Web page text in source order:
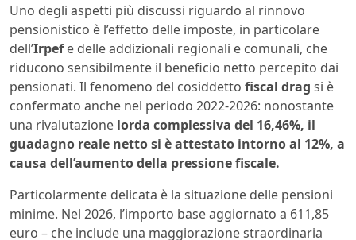
Uno degli aspetti più discussi riguardo al rinnovo
pensionistico è l’effetto delle imposte, in particolare
dell’Irpefe delle addizionali regionali e comunali, che
riducono sensibilmente il beneficio netto percepito dai
pensionati. Il fenomeno del cosiddetto fiscal drag si è
confermato anche nel periodo 2022-2026: nonostante
una rivalutazione lorda complessiva del 16,46%, il
guadagno reale netto si è attestato intorno al 12%, a
causa dell’aumento della pressione fiscale.
Particolarmente delicata è la situazione delle pensioni
minime. Nel 2026, l’importo base aggiornato a 611,85
euro – che include una maggiorazione straordinaria